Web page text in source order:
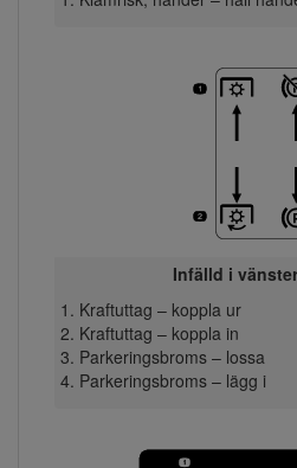
Infälld i
Kraftuttag – koppla ur
Kraftuttag – koppla in
Parkeringsbroms – lossa
Parkeringsbroms – lägg i